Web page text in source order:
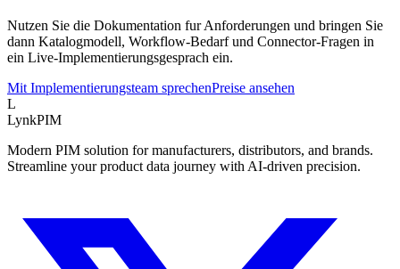
Nutzen Sie die Dokumentation fur Anforderungen und bringen Sie
dann Katalogmodell, Workflow-Bedarf und Connector-Fragen in
ein Live-Implementierungsgesprach ein.
Mit Implementierungsteam sprechenPreise ansehen
L
LynkPIM
Modern PIM solution for manufacturers, distributors, and brands.
Streamline your product data journey with AI-driven precision.